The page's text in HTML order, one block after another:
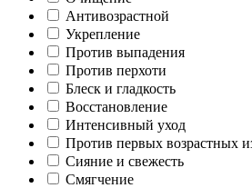
Антивозрастной
Укрепление
Против выпадения
Против перхоти
Блеск и гладкость
Восстановление
Интенсивный уход
Против первых возрастных
Сияние и свежесть
Смягчение